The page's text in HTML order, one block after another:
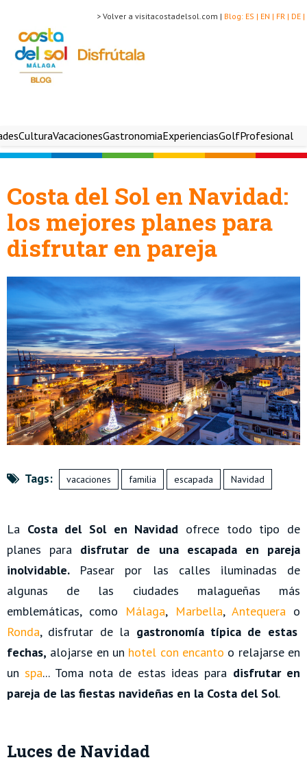
DE |
FR |
EN |
ES |
Blog:
> Volver a visitacostadelsol.com |
CulturaVacacionesGastronomiaExperienciasGolfProfesional
Costa del Sol en Navidad:
los mejores planes para
disfrutar en pareja
Tags: vacaciones familia escapada Navidad
La Costa del Sol en Navidad ofrece todo tipo de
planes para disfrutar de una escapada en pareja
inolvidable. Pasear por las calles iluminadas de
algunas de las ciudades malagueñas más
emblemáticas, como Málaga,Marbella,Antequerao
Ronda, disfrutar de la gastronomía típica de estas
fechas, alojarse en un hotel con encanto o relajarse en
un spa... Toma nota de estas ideas para disfrutar en
pareja de las fiestas navideñas en la Costa del Sol.
Luces de Navidad